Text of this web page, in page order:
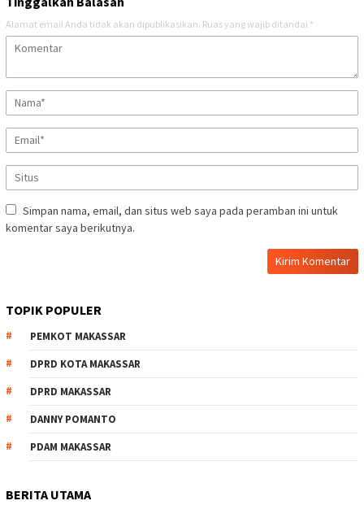
Alamat email Anda tidak akan dipublikasikan. Ruas yang wajib ditandai *
Simpan nama, email, dan situs web saya pada peramban ini untuk
komentar saya berikutnya.
TOPIK POPULER
PEMKOT MAKASSAR
DPRD KOTA MAKASSAR
DPRD MAKASSAR
DANNY POMANTO
PDAM MAKASSAR
BERITA UTAMA